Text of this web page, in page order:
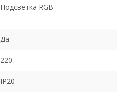
Подсветка RGB
Да
220
IP20